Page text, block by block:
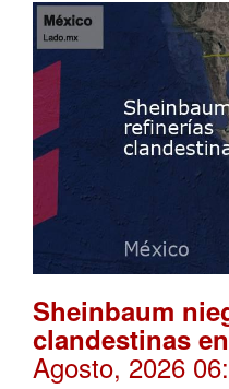
Sheinbaum
clandestinas
Agosto, 2026